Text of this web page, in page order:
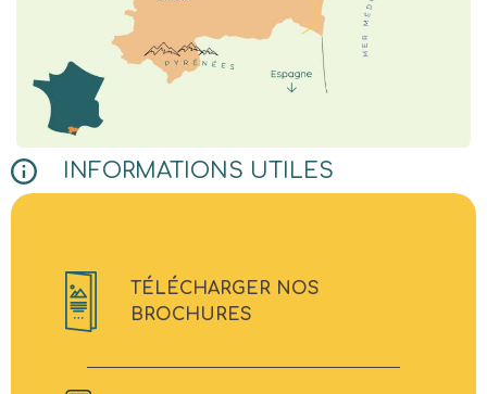
INFORMATIONS UTILES
TÉLÉCHARGER NOS
BROCHURES